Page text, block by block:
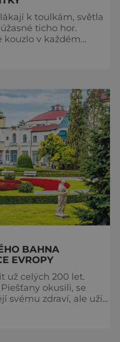
k toulkám, světla
ticho hor.
kouzlo v každém
dobrodružství i
s námi na prohlídku
BAHNA
EVROPY
už celých 200 let.
okusili, se
svému zdraví, ale užijí
Piešťany bývají první